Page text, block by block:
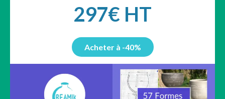
297€ HT
Acheter à -40%